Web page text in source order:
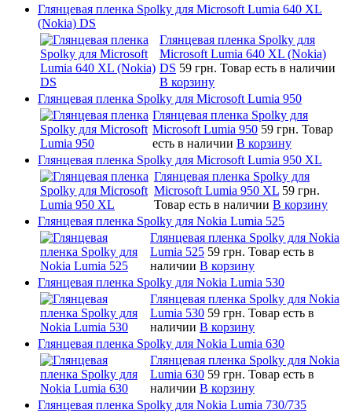
Глянцевая пленка Spolky для Microsoft Lumia 640 XL
(Nokia) DS
Глянцевая пленка Spolky для
Microsoft Lumia 640 XL (Nokia)
DS 59 грн. Товар есть в наличии
В корзину
Глянцевая пленка Spolky для Microsoft Lumia 950
Глянцевая пленка Spolky для
Microsoft Lumia 950 59 грн. Товар
есть в наличии В корзину
Глянцевая пленка Spolky для Microsoft Lumia 950 XL
Глянцевая пленка Spolky для
Microsoft Lumia 950 XL 59 грн.
Товар есть в наличии В корзину
Глянцевая пленка Spolky для Nokia Lumia 525
Глянцевая пленка Spolky для Nokia
Lumia 525 59 грн. Товар есть в
наличии В корзину
Глянцевая пленка Spolky для Nokia Lumia 530
Глянцевая пленка Spolky для Nokia
Lumia 530 59 грн. Товар есть в
наличии В корзину
Глянцевая пленка Spolky для Nokia Lumia 630
Глянцевая пленка Spolky для Nokia
Lumia 630 59 грн. Товар есть в
наличии В корзину
Глянцевая пленка Spolky для Nokia Lumia 730/735